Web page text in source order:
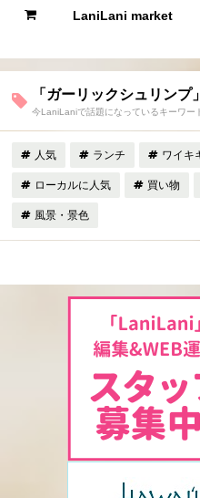
LaniLani market
「ガーリックシュリン
今LaniLaniで話題になっているキーワー
人気 ランチ ワイキ
ローカルに人気 買い物
風景・景色